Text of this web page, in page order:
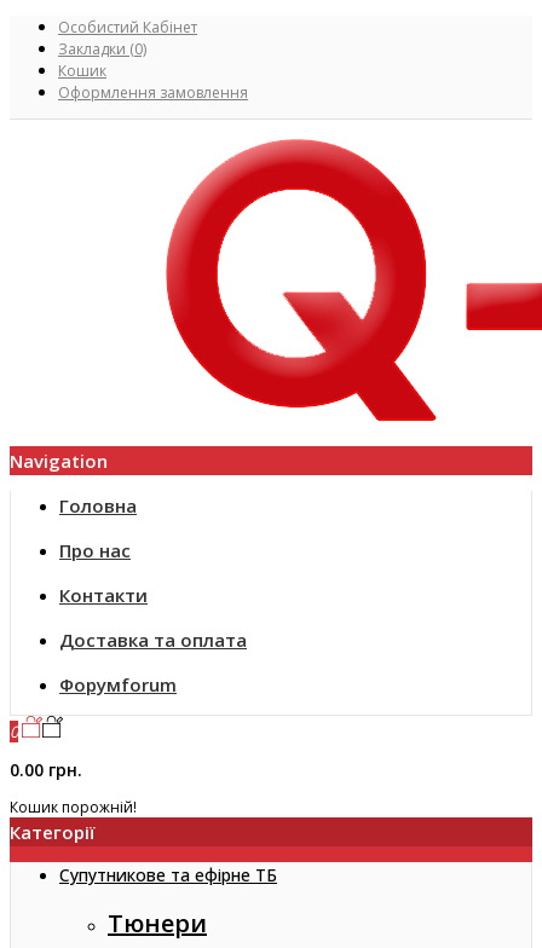
Особистий Кабінет
Закладки (0)
Кошик
Оформлення замовлення
Navigation
Головна
Про нас
Контакти
Доставка та оплата
Форумforum
0
0.00 грн.
Кошик порожній!
Категорії
Супутникове та ефірне ТБ
Тюнери